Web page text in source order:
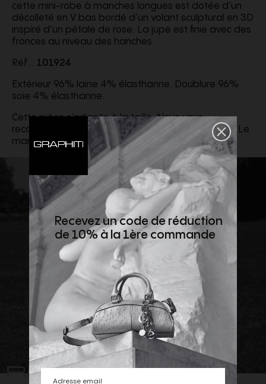
cette mini-robe à manches longues est dotée d’un
décolleté en V bas bordé d’un volant sculptural en 3D
inspiré d’un pétale de rose. La jupe est finie avec des
fronces au niveau des hanches.
Réf. : 101924
Extérieur 96% laine 4% élasthanne. Doublure 96%
soie 4% élasthanne.
Cette pièce s’adapte à la taille. Nous vous
recommandons de prendre votre taille habituelle. Le
mannequin mesure 179 cm et porte une taille 34.
REJOIGNEZ
Recevez un code de réduction
de 10% à la 1ère commande